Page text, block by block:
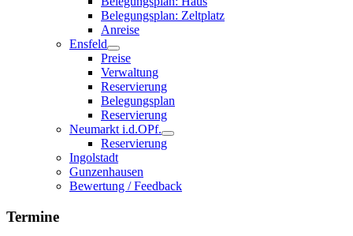
Belegungsplan: Zeltplatz
Anreise
Ensfeld
Preise
Verwaltung
Reservierung
Belegungsplan
Reservierung
Neumarkt i.d.OPf.
Reservierung
Ingolstadt
Gunzenhausen
Bewertung / Feedback
Termine